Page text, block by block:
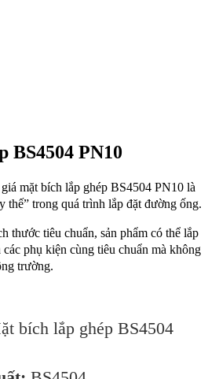
BS4504 PN10
mặt bích lắp ghép BS4504 PN10 là
thế” trong quá trình lắp đặt đường ống.
thước tiêu chuẩn, sản phẩm có thể lắp
phụ kiện cùng tiêu chuẩn mà không
trường.
bích lắp ghép BS4504